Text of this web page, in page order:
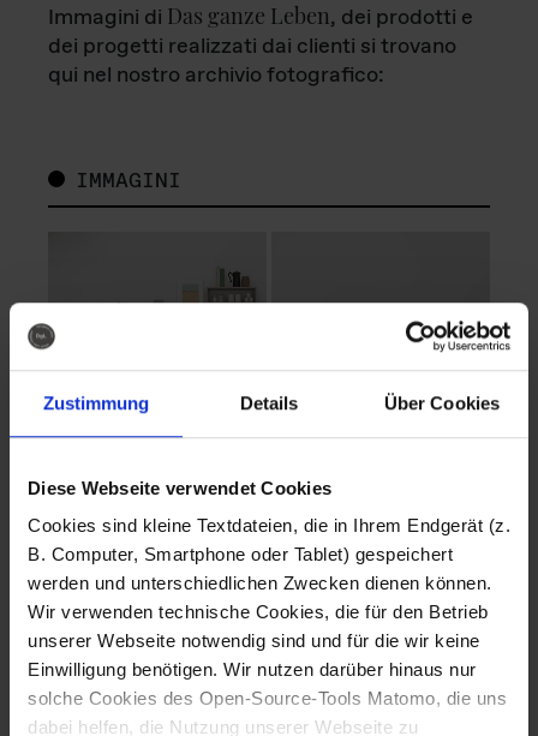
Zustimmung Details Über Cookies
Diese Webseite verwendet Cookies
Cookies sind kleine Textdateien, die in Ihrem Endgerät (z.
B. Computer, Smartphone oder Tablet) gespeichert
werden und unterschiedlichen Zwecken dienen können.
Wir verwenden technische Cookies, die für den Betrieb
unserer Webseite notwendig sind und für die wir keine
Einwilligung benötigen. Wir nutzen darüber hinaus nur
solche Cookies des Open-Source-Tools Matomo, die uns
dabei helfen, die Nutzung unserer Webseite zu
Immagini di Das ganze Leben, dei prodotti e
dei progetti realizzati dai clienti si trovano
qui nel nostro archivio fotografico:
IMMAGINI
Fotografo: Lorenz
Sternbach
Download
Fotografo: Lorenz
Sternbach
Download